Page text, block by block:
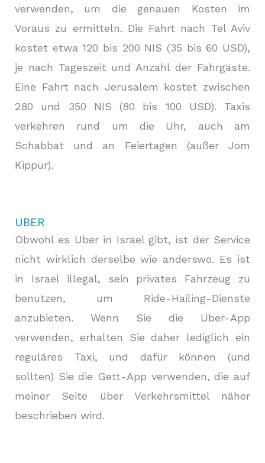
verwenden, um die genauen Kosten im
Voraus zu ermitteln. Die Fahrt nach Tel Aviv
kostet etwa 120 bis 200 NIS (35 bis 60 USD),
je nach Tageszeit und Anzahl der Fahrgäste.
Eine Fahrt nach Jerusalem kostet zwischen
280 und 350 NIS (80 bis 100 USD). Taxis
verkehren rund um die Uhr, auch am
Schabbat und an Feiertagen (außer Jom
Kippur).
UBER
Obwohl es Uber in Israel gibt, ist der Service
nicht wirklich derselbe wie anderswo. Es ist
in Israel illegal, sein privates Fahrzeug zu
benutzen, um Ride-Hailing-Dienste
anzubieten. Wenn Sie die Uber-App
verwenden, erhalten Sie daher lediglich ein
reguläres Taxi, und dafür können (und
sollten) Sie die Gett-App verwenden, die auf
meiner Seite über Verkehrsmittel näher
beschrieben wird.